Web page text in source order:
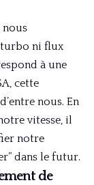
nous
turbo ni flux
à une
cette
nous. En
vitesse, il
notre
dans le futur.
de